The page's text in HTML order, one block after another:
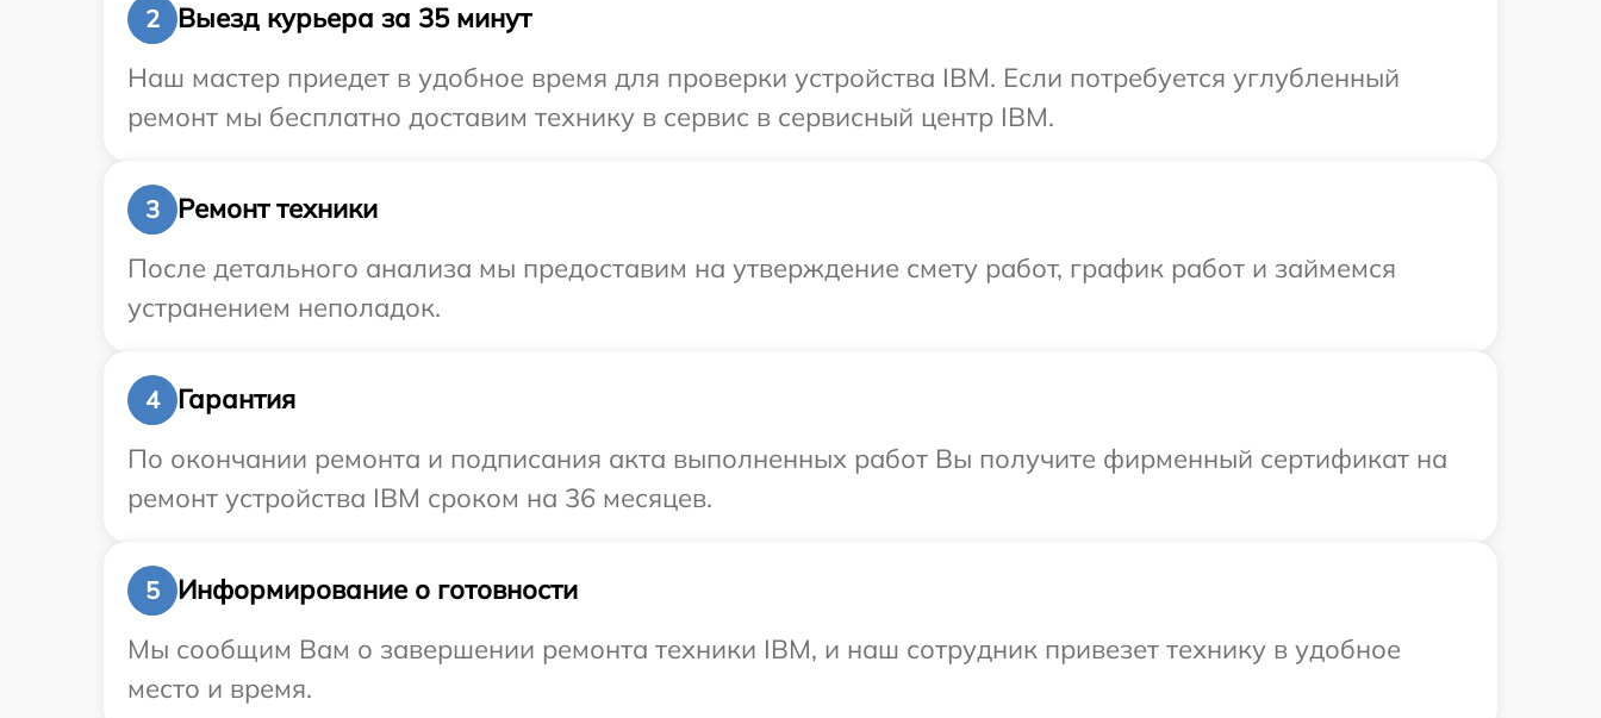
2
Выезд курьера за 35 минут
Наш мастер приедет в удобное время для проверки устройства IBM. Если потребуется углубленный
ремонт мы бесплатно доставим технику в сервис в сервисный центр IBM.
3
Ремонт техники
После детального анализа мы предоставим на утверждение смету работ, график работ и займемся
устранением неполадок.
4
Гарантия
По окончании ремонта и подписания акта выполненных работ Вы получите фирменный сертификат на
ремонт устройства IBM сроком на 36 месяцев.
5
Информирование о готовности
Мы сообщим Вам о завершении ремонта техники IBM, и наш сотрудник привезет технику в удобное
место и время.